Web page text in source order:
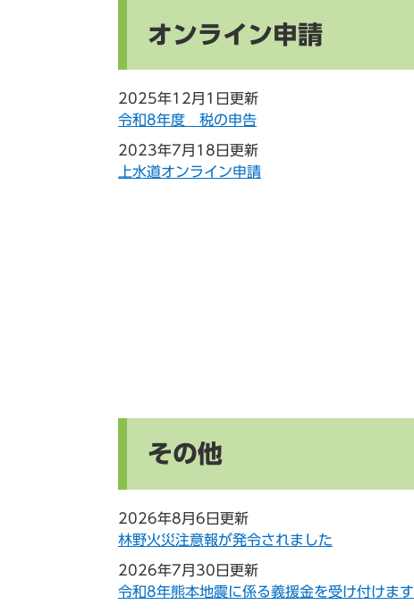
オンライン申請
2025年12月1日更新
令和8年度 税の申告
2023年7月18日更新
上水道オンライン申請
その他
2026年8月6日更新
林野火災注意報が発令されました
2026年7月30日更新
令和8年熊本地震に係る義援金を受け付けます